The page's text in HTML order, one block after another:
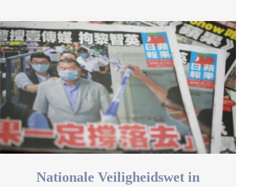
Nationale Veiligheidswet in